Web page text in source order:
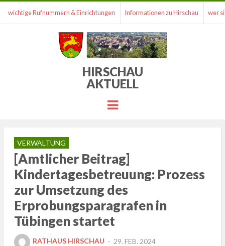
wichtige Rufnummern & Einrichtungen Informationen zu Hirschau wer
HIRSCHAU
AKTUELL
Menu
VERWALTUNG
[Amtlicher Beitrag]
Kindertagesbetreuung: Prozess
zur Umsetzung des
Erprobungsparagrafen in
Tübingen startet
RATHAUS HIRSCHAU
POSTED
29. FEB. 2024